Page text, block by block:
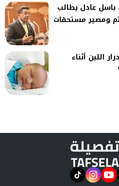
باسل عادل يطالب
ومصير مستحقات
اللبن أثناء
youtube
instagram
tiktok